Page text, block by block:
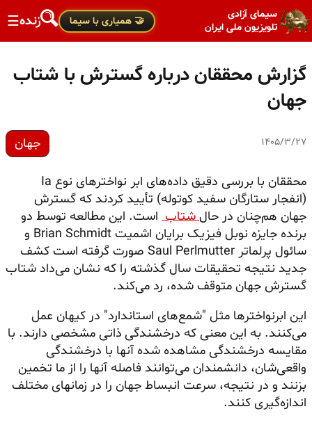
سیمای آزادی
تلویزیون ملی ایران
🤝 همیاری با سیما زنده☰
گزارش محققان درباره گسترش با شتاب
جهان
۱۴۰۵/۳/۲۷ جهان
محققان با بررسی دقیق داده‌های ابر نواخترهای
نوع Ia
(انفجار ستارگان سفید کوتوله) تأیید کردند که گسترش
جهان هم‌چنان در حالشتاب است. این مطالعه توسط دو
برنده جایزه نوبل فیزیک برایان اشمیت Brian Schmidt و
سائول پرلماتر
Saul Perlmutter صورت گرفته است کشف
جدید نتیجه تحقیقات سال گذشته را که نشان می‌داد شتاب
گسترش جهان متوقف شده، رد می‌کند.
این ابرنواخترها مثل "شمع‌های استاندارد" در کیهان عمل
می‌کنند. به این معنی که درخشندگی ذاتی مشخصی دارند. با
مقایسه درخشندگی مشاهده شده آنها با درخشندگی
واقعی‌شان، دانشمندان می‌توانند فاصله آنها را از ما تخمین
بزنند و در نتیجه، سرعت انبساط جهان را در زمانهای مختلف
اندازه‌گیری کنند.